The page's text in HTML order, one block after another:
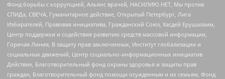
Фонд борьбы с коррупцией, Альянс врачей, НАСИЛИЮ.НЕТ, Мы против
СПИДа, СВЕЧА, Гуманитарное действие, Открытый Петербург, Лига
Избирателей, Правовая инициатива, Гражданский Союз, Хасдей Ерушалаим,
Центр поддержки и содействия развитию средств массовой информации,
Горячая Линия, В защиту прав заключенных, Институт глобализации и
социальных движений, Центр социально-информационных инициатив
Действие, Благотворительный фонд охраны здоровья и защиты прав
граждан, Благотворительный фонд помощи осужденным и их семьям, Фонд